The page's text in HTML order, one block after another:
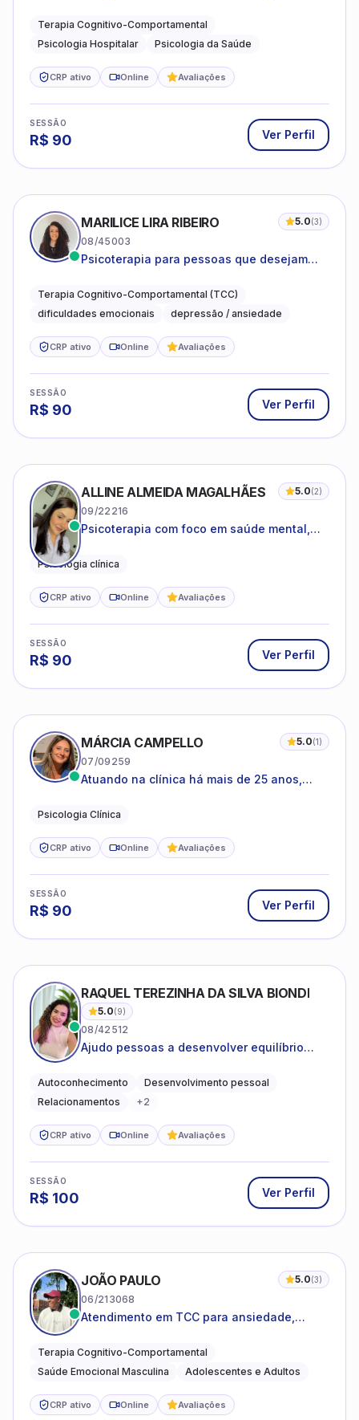
Terapia Cognitivo-Comportamental
Psicologia Hospitalar
Psicologia da Saúde
CRP ativo Online Avaliações
SESSÃO
R$ 90 Ver Perfil
MARILICE LIRA RIBEIRO 5.0(3)
08/45003
Psicoterapia para pessoas que desejam
dificuldades do dia a dia
Terapia Cognitivo-Comportamental (TCC)
dificuldades emocionais
depressão / ansiedade
CRP ativo Online Avaliações
SESSÃO
R$ 90 Ver Perfil
ALLINE ALMEIDA MAGALHÃES 5.0(2)
09/22216
Psicoterapia com foco em saúde mental,
adolescentes e adultos.
Psicologia clínica
CRP ativo Online Avaliações
SESSÃO
R$ 90 Ver Perfil
MÁRCIA CAMPELLO 5.0(1)
07/09259
Atuando na clínica há mais de 25 anos,
estruturas, com experiência em
Psicologia Clínica
CRP ativo Online Avaliações
SESSÃO
R$ 90 Ver Perfil
RAQUEL TEREZINHA DA SILVA BIONDI
5.0(9)
08/42512
Ajudo pessoas a desenvolver equilíbrio
Autoconhecimento
Desenvolvimento pessoal
Relacionamentos
+2
CRP ativo Online Avaliações
SESSÃO
R$ 100 Ver Perfil
JOÃO PAULO 5.0(3)
06/213068
Atendimento em TCC para ansiedade,
emocional
Terapia Cognitivo-Comportamental
Saúde Emocional Masculina
Adolescentes e Adultos
CRP ativo Online Avaliações